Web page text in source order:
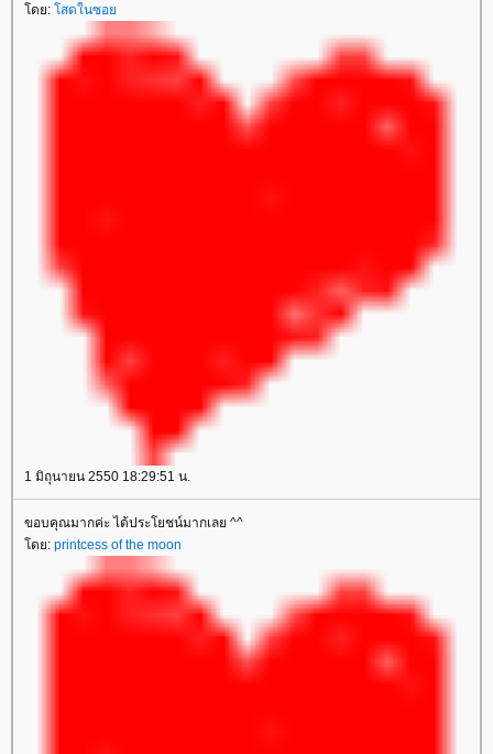
ดย: สดในซอ
1 มิถุนายน 2550 18:29:51 น.
ขอบคุณมากค่ะ ได้ประโยชน์มากเลย ^^
ดย: printcess of the moon